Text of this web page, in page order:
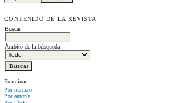
CONTENIDO DE LA REVISTA
Buscar
Ámbito de la búsqueda
Examinar
Por número
Por autor/a